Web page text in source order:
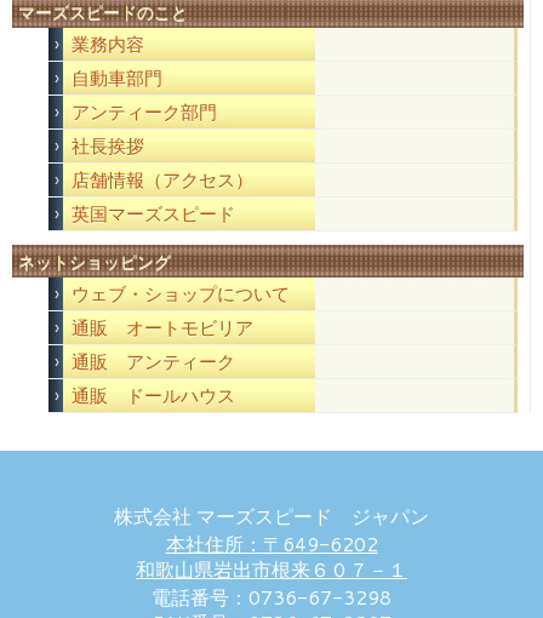
マーズスピードのこと
業務内容
自動車部門
アンティーク部門
社長挨拶
店舗情報（アクセス）
英国マーズスピード
ネットショッピング
ウェブ・ショップについて
通販 オートモビリア
通販 アンティーク
通販 ドールハウス
株式会社 マーズスピード ジャパン
本社住所：〒649-6202
和歌山県岩出市根来６０７－１
電話番号：0736-67-3298